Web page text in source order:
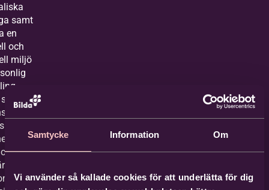
Samtycke Information Om
Vi använder så kallade cookies för att underlätta för dig
samt
en
och
miljö
åt